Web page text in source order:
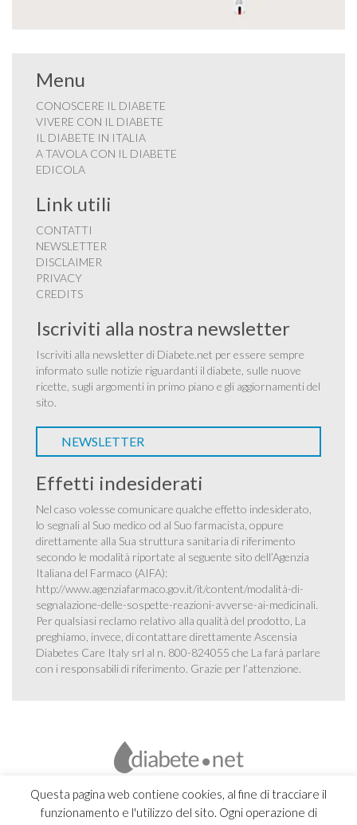
Questa pagina web contiene cookies, al fine di tracciare il
funzionamento e l'utilizzo del sito. Ogni operazione di
Menu
CONOSCERE IL DIABETE
VIVERE CON IL DIABETE
IL DIABETE IN ITALIA
A TAVOLA CON IL DIABETE
EDICOLA
Link utili
CONTATTI
NEWSLETTER
DISCLAIMER
PRIVACY
CREDITS
Iscriviti alla nostra newsletter
Iscriviti alla newsletter di Diabete.net per essere sempre
informato sulle notizie riguardanti il diabete, sulle nuove
ricette, sugli argomenti in primo piano e gli aggiornamenti del
sito.
NEWSLETTER
Effetti indesiderati
Nel caso volesse comunicare qualche effetto indesiderato,
lo segnali al Suo medico od al Suo farmacista, oppure
direttamente alla Sua struttura sanitaria di riferimento
secondo le modalità riportate al seguente sito dell’Agenzia
Italiana del Farmaco (AIFA):
http://www.agenziafarmaco.gov.it/it/content/modalità-di-
segnalazione-delle-sospette-reazioni-avverse-ai-medicinali.
Per qualsiasi reclamo relativo alla qualità del prodotto, La
preghiamo, invece, di contattare direttamente Ascensia
Diabetes Care Italy srl al n. 800-824055 che La farà parlare
con i responsabili di riferimento. Grazie per l’attenzione.